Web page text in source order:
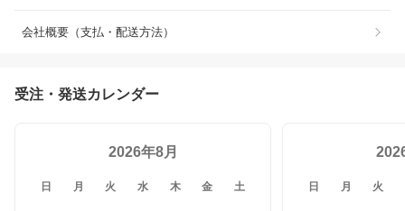
会社概要（支払・配送方法）
受注・発送カレンダー
2026年8月
日 月 火 水 木 金 土 日 月 火